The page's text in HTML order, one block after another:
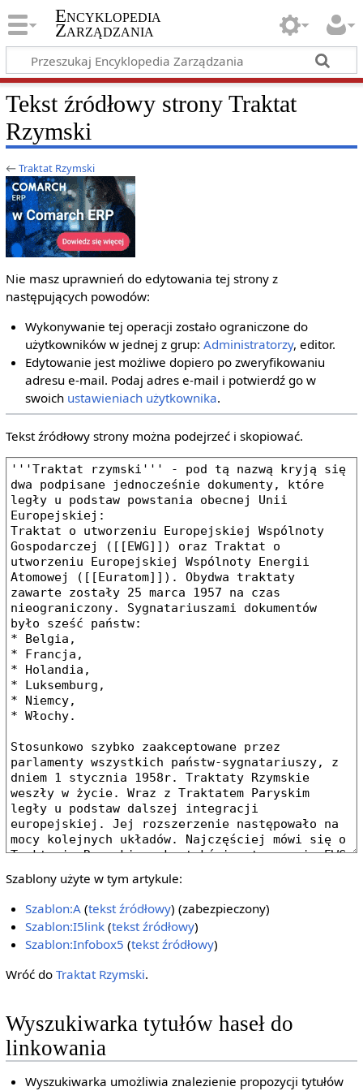
Encyklopedia
Zarządzania
Tekst źródłowy strony Traktat
Rzymski
←Traktat Rzymski
Nie masz uprawnień do edytowania tej strony z
następujących powodów:
Wykonywanie tej operacji zostało ograniczone do
użytkowników w jednej z grup:Administratorzy, editor.
Edytowanie jest możliwe dopiero po zweryfikowaniu
adresu e‐mail. Podaj adres e‐mail i potwierdź go w
swoich ustawieniach użytkownika.
Tekst źródłowy strony można podejrzeć i skopiować.
Szablony użyte w tym artykule:
Szablon:A (tekst źródłowy) (zabezpieczony)
Szablon:I5link (tekst źródłowy)
Szablon:Infobox5 (tekst źródłowy)
Wróć do Traktat Rzymski.
Wyszukiwarka tytułów haseł do
linkowania
Wyszukiwarka umożliwia znalezienie propozycji tytułów